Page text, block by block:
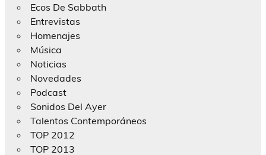
Ecos De Sabbath
Entrevistas
Homenajes
Música
Noticias
Novedades
Podcast
Sonidos Del Ayer
Talentos Contemporáneos
TOP 2012
TOP 2013